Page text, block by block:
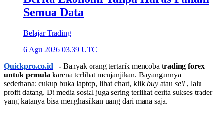
Semua Data
Belajar Trading
6 Agu 2026 03.39 UTC
Quickpro.co.id
- Banyak orang tertarik mencoba trading forex
untuk pemula karena terlihat menjanjikan. Bayangannya
sederhana: cukup buka laptop, lihat chart, klik buy atau sell , lalu
profit datang. Di media sosial juga sering terlihat cerita sukses trader
yang katanya bisa menghasilkan uang dari mana saja.